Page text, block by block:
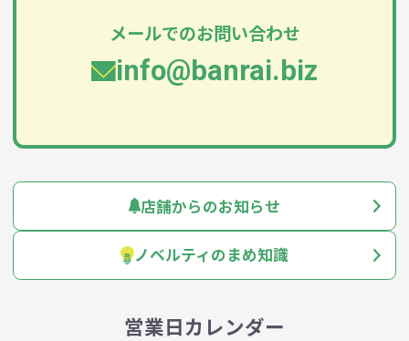
メールでのお問い合わせ
info@banrai.biz
店舗からのお知らせ
ノベルティのまめ知識
営業日カレンダー